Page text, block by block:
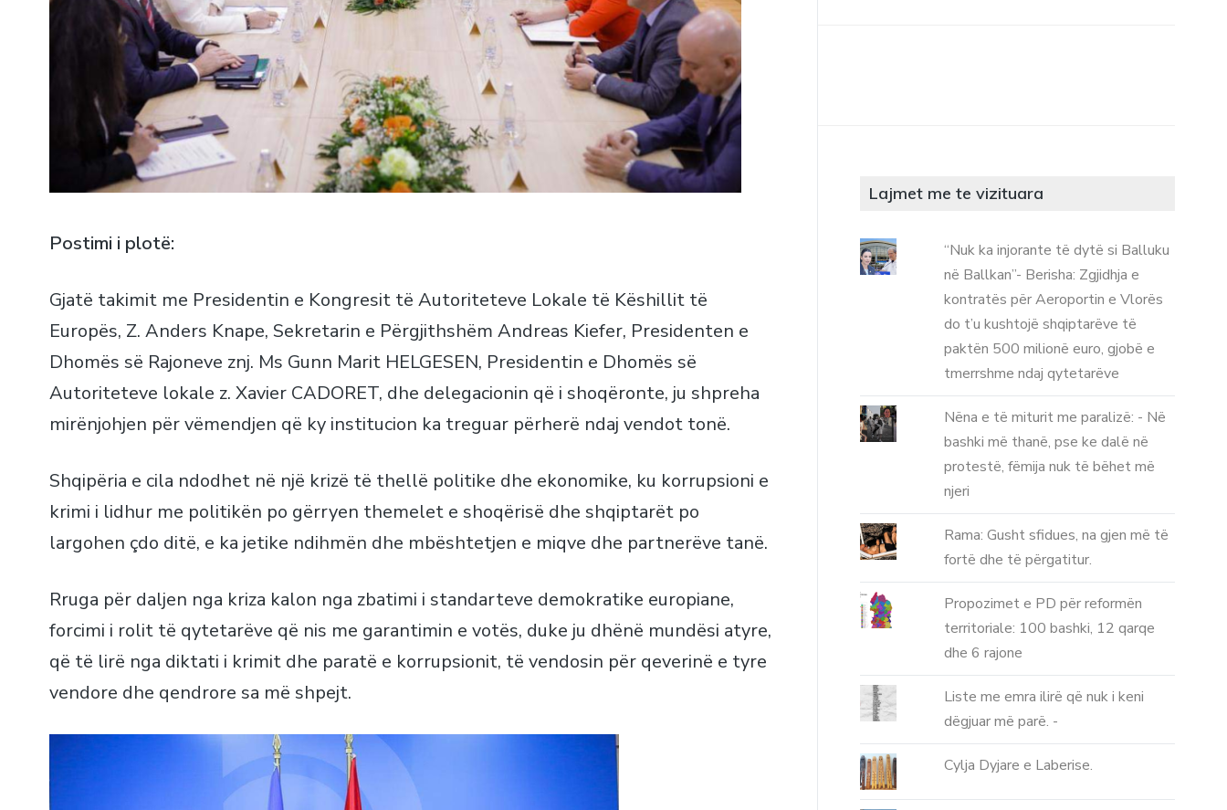
Postimi i plotë:
Gjatë takimit me Presidentin e Kongresit të Autoriteteve Lokale të Këshillit të
Europës, Z. Anders Knape, Sekretarin e Përgjithshëm Andreas Kiefer, Presidenten e
Dhomës së Rajoneve znj. Ms Gunn Marit HELGESEN, Presidentin e Dhomës së
Autoriteteve lokale z. Xavier CADORET, dhe delegacionin që i shoqëronte, ju shpreha
mirënjohjen për vëmendjen që ky institucion ka treguar përherë ndaj vendot tonë.
Shqipëria e cila ndodhet në një krizë të thellë politike dhe ekonomike, ku korrupsioni e
krimi i lidhur me politikën po gërryen themelet e shoqërisë dhe shqiptarët po
largohen çdo ditë, e ka jetike ndihmën dhe mbështetjen e miqve dhe partnerëve tanë.
Rruga për daljen nga kriza kalon nga zbatimi i standarteve demokratike europiane,
forcimi i rolit të qytetarëve që nis me garantimin e votës, duke ju dhënë mundësi atyre,
që të lirë nga diktati i krimit dhe paratë e korrupsionit, të vendosin për qeverinë e tyre
vendore dhe qendrore sa më shpejt.
Lajmet me te vizituara
“Nuk ka injorante të dytë si Balluku
në Ballkan”- Berisha: Zgjidhja e
kontratës për Aeroportin e Vlorës
do t’u kushtojë shqiptarëve të
paktën 500 milionë euro, gjobë e
tmerrshme ndaj qytetarëve
Nëna e të miturit me paralizë: - Në
bashki më thanë, pse ke dalë në
protestë, fëmija nuk të bëhet më
njeri
Rama: Gusht sfidues, na gjen më të
fortë dhe të përgatitur.
Propozimet e PD për reformën
territoriale: 100 bashki, 12 qarqe
dhe 6 rajone
Liste me emra ilirë që nuk i keni
dëgjuar më parë. -
Cylja Dyjare e Laberise.